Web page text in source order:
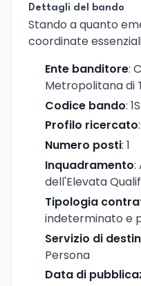
Dettagli del bando
Stando a quanto
coordinate
Ente banditore:
Metropolitana di
Codice bando:
Profilo ricercato
Numero posti: 1
Inquadramento:
dell'Elevata
Tipologia
indeterminato e
Servizio di
Persona
Data di